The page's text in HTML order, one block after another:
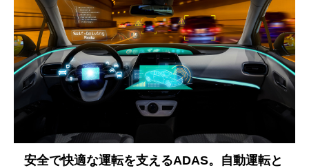
安全で快適な運転を支えるADAS。自動運転と